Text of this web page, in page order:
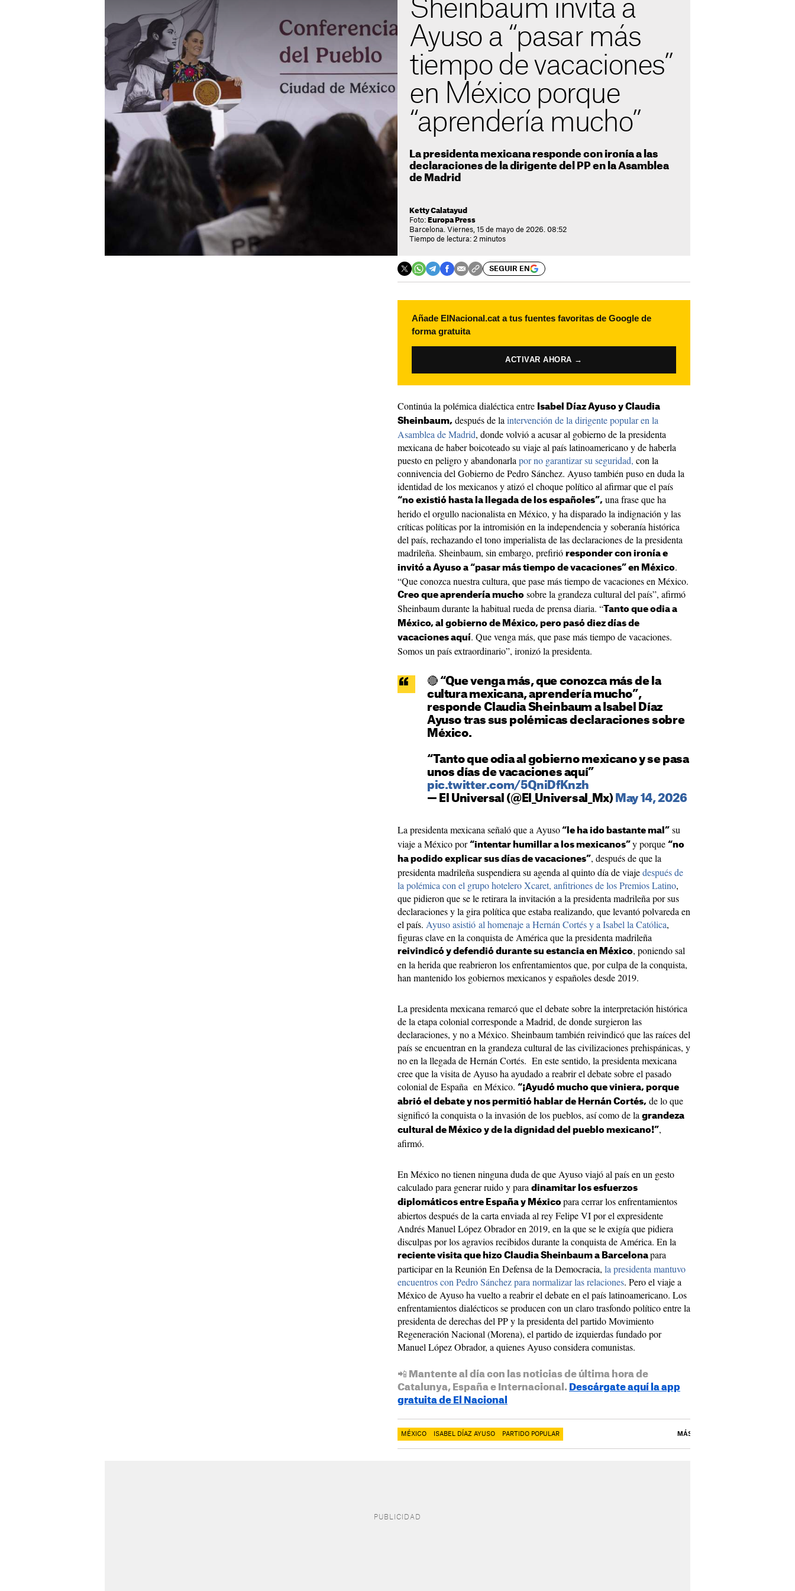
Sheinbaum invita a
Ayuso a “pasar más
tiempo de vacaciones”
en México porque
“aprendería mucho”
La presidenta mexicana responde con ironía a las
declaraciones de la dirigente del PP en la Asamblea
de Madrid
Ketty Calatayud
Foto: Europa Press
Barcelona. Viernes, 15 de mayo de 2026. 08:52
Tiempo de lectura: 2 minutos
SEGUIR EN
Añade ElNacional.cat a tus fuentes favoritas de Google de
forma gratuita
ACTIVAR AHORA →
Continúa la polémica dialéctica entre Isabel Díaz Ayuso y Claudia
Sheinbaum, después de la intervención de la dirigente popular en la
Asamblea de Madrid, donde volvió a acusar al gobierno de la presidenta
mexicana de haber boicoteado su viaje al país latinoamericano y de haberla
puesto en peligro y abandonarla por no garantizar su seguridad, con la
connivencia del Gobierno de Pedro Sánchez. Ayuso también puso en duda la
identidad de los mexicanos y atizó el choque político al afirmar que el país
“no existió hasta la llegada de los españoles”, una frase que ha
herido el orgullo nacionalista en México, y ha disparado la indignación y las
críticas políticas por la intromisión en la independencia y soberanía histórica
del país, rechazando el tono imperialista de las declaraciones de la presidenta
madrileña. Sheinbaum, sin embargo, prefirió responder con ironía e
invitó a Ayuso a “pasar más tiempo de vacaciones” en México.
“Que conozca nuestra cultura, que pase más tiempo de vacaciones en México.
Creo que aprendería mucho sobre la grandeza cultural del país”, afirmó
Sheinbaum durante la habitual rueda de prensa diaria. “ Tanto que odia a
México, al gobierno de México, pero pasó diez días de
vacaciones aquí. Que venga más, que pase más tiempo de vacaciones.
Somos un país extraordinario”, ironizó la presidenta.
🔴 “Que venga más, que conozca más de la
cultura mexicana, aprendería mucho”,
responde Claudia Sheinbaum a Isabel Díaz
Ayuso tras sus polémicas declaraciones sobre
México.
“Tanto que odia al gobierno mexicano y se pasa
unos días de vacaciones aquí”
pic.twitter.com/5QniDfKnzh
— El Universal (@El_Universal_Mx) May 14, 2026
La presidenta mexicana señaló que a Ayuso “le ha ido bastante mal” su
viaje a México por “intentar humillar a los mexicanos” y porque “no
ha podido explicar sus días de vacaciones”, después de que la
presidenta madrileña suspendiera su agenda al quinto día de viajedespués de
la polémica con el grupo hotelero Xcaret, anfitriones de los Premios Latino,
que pidieron que se le retirara la invitación a la presidenta madrileña por sus
declaraciones y la gira política que estaba realizando, que levantó polvareda en
el país. Ayuso asistió al homenaje a Hernán Cortés y a Isabel la Católica,
figuras clave en la conquista de América que la presidenta madrileña
reivindicó y defendió durante su estancia en México, poniendo sal
en la herida que reabrieron los enfrentamientos que, por culpa de la conquista,
han mantenido los gobiernos mexicanos y españoles desde 2019.
La presidenta mexicana remarcó que el debate sobre la interpretación histórica
de la etapa colonial corresponde a Madrid, de donde surgieron las
declaraciones, y no a México. Sheinbaum también reivindicó que las raíces del
país se encuentran en la grandeza cultural de las civilizaciones prehispánicas, y
no en la llegada de Hernán Cortés. En este sentido, la presidenta mexicana
cree que la visita de Ayuso ha ayudado a reabrir el debate sobre el pasado
colonial de España en México. “¡Ayudó mucho que viniera, porque
abrió el debate y nos permitió hablar de Hernán Cortés, de lo que
significó la conquista o la invasión de los pueblos, así como de la grandeza
cultural de México y de la dignidad del pueblo mexicano!”,
afirmó.
En México no tienen ninguna duda de que Ayuso viajó al país en un gesto
calculado para generar ruido y para dinamitar los esfuerzos
diplomáticos entre España y México para cerrar los enfrentamientos
abiertos después de la carta enviada al rey Felipe VI por el expresidente
Andrés Manuel López Obrador en 2019, en la que se le exigía que pidiera
disculpas por los agravios recibidos durante la conquista de América. En la
reciente visita que hizo Claudia Sheinbaum a Barcelona para
participar en la Reunión En Defensa de la Democracia, la presidenta mantuvo
encuentros con Pedro Sánchez para normalizar las relaciones. Pero el viaje a
México de Ayuso ha vuelto a reabrir el debate en el país latinoamericano. Los
enfrentamientos dialécticos se producen con un claro trasfondo político entre la
presidenta de derechas del PP y la presidenta del partido Movimiento
Regeneración Nacional (Morena), el partido de izquierdas fundado por
Manuel López Obrador, a quienes Ayuso considera comunistas.
📲 Mantente al día con las noticias de última hora de
Catalunya, España e Internacional. Descárgate aquí la app
gratuita de El Nacional
MÉXICO ISABEL DÍAZ AYUSO PARTIDO POPULAR MÁS